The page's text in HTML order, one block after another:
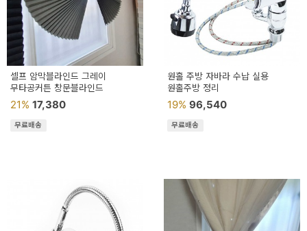
셀프 암막블라인드 그레이
무타공커튼 창문블라인드
21% 17,380
무료배송
원홀 주방 자바라 수납 실용
원홀주방 정리
19% 96,540
무료배송